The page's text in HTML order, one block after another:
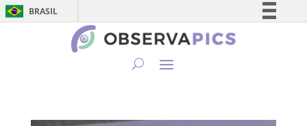
BRASIL
Simplifique!